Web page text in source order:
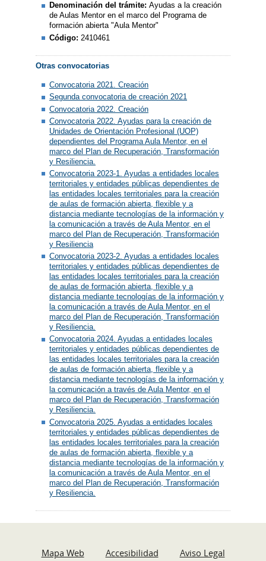
Denominación del trámite:Ayudas a la creación
de Aulas Mentor en el marco del Programa de
formación abierta "Aula Mentor"
Código: 2410461
Otras convocatorias
Convocatoria 2021. Creación
Segunda convocatoria de creación 2021
Convocatoria 2022. Creación
Convocatoria 2022. Ayudas para la creación de
Unidades de Orientación Profesional (UOP)
dependientes del Programa Aula Mentor, en el
marco del Plan de Recuperación, Transformación
y Resiliencia.
Convocatoria 2023-1. Ayudas a entidades locales
territoriales y entidades públicas dependientes de
las entidades locales territoriales para la creación
de aulas de formación abierta, flexible y a
distancia mediante tecnologías de la información y
la comunicación a través de Aula Mentor, en el
marco del Plan de Recuperación, Transformación
y Resiliencia
Convocatoria 2023-2. Ayudas a entidades locales
territoriales y entidades públicas dependientes de
las entidades locales territoriales para la creación
de aulas de formación abierta, flexible y a
distancia mediante tecnologías de la información y
la comunicación a través de Aula Mentor, en el
marco del Plan de Recuperación, Transformación
y Resiliencia.
Convocatoria 2024. Ayudas a entidades locales
territoriales y entidades públicas dependientes de
las entidades locales territoriales para la creación
de aulas de formación abierta, flexible y a
distancia mediante tecnologías de la información y
la comunicación a través de Aula Mentor, en el
marco del Plan de Recuperación, Transformación
y Resiliencia.
Convocatoria 2025. Ayudas a entidades locales
territoriales y entidades públicas dependientes de
las entidades locales territoriales para la creación
de aulas de formación abierta, flexible y a
distancia mediante tecnologías de la información y
la comunicación a través de Aula Mentor, en el
marco del Plan de Recuperación, Transformación
y Resiliencia.
Mapa Web Accesibilidad Aviso Legal